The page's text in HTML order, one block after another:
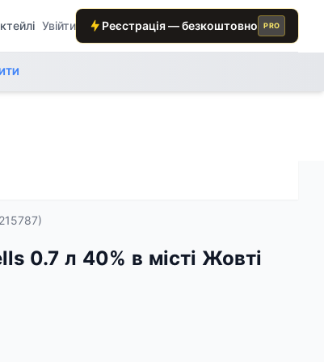
Увійти Реєстрація — безкоштовно PRO
0.7 л 40% в місті Жовті